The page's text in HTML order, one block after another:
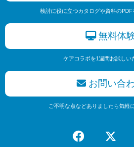
検討に役に立つカタログや資料の
無料体
ケアコラボを1週間お試しい
お問い合
ご不明な点などありましたら気軽